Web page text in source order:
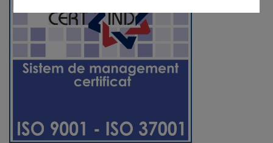
Viceprimari
Organigrama
primăriei